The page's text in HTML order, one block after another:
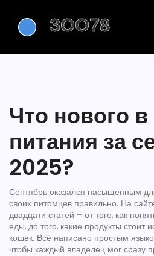
Что нового
питания за
2025?
Сентябрь оказался насыщенным
своих питомцев правильно. На
двадцати статей – от того, как
еды, до того, какие продукты стоит
кошек. Всё написано простым
чтобы каждый владелец мог сразу